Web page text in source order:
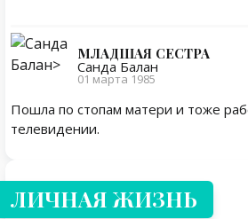
МЛАДШАЯ СЕСТРА
Санда Балан
01 марта 1985
Пошла по стопам матери и тоже
телевидении.
Личная жизнь
ЛИЧНАЯ ЖИЗНЬ